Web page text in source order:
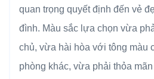
quan trọng quyết định đến vẻ
đình. Màu sắc lựa chọn vừa
chủ, vừa hài hòa với tông màu
phòng khác, vừa phải thỏa